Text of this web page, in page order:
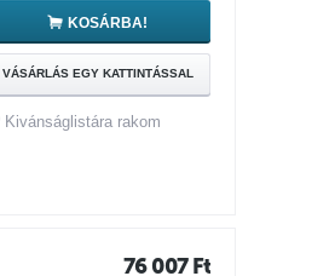
KOSÁRBA!
VÁSÁRLÁS EGY KATTINTÁSSAL
Kivánságlistára rakom
76 007 Ft